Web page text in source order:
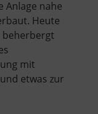
Anlage nahe
Heute
mit
etwas zur